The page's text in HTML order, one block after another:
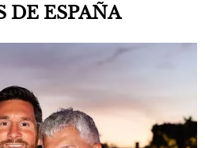
DE ESPAÑA